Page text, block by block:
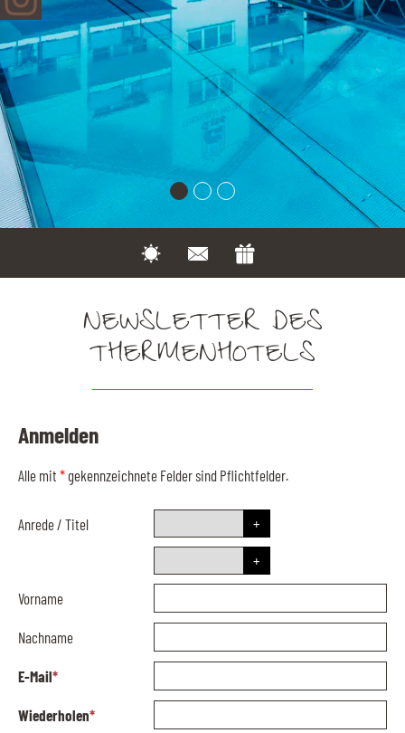
NEWSLETTER DES
THERMENHOTELS
Anmelden
Alle mit *gekennzeichnete Felder sind Pflichtfelder.
Anrede/ Titel
Vorname
Nachname
E-Mail*
Wiederholen*